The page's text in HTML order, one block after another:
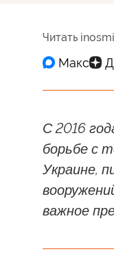
Читать
С 2016
борьбе с
Украине,
важное